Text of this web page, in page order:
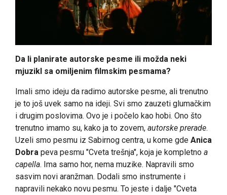
Da li planirate autorske pesme ili možda neki
mjuzikl sa omiljenim filmskim pesmama?
Imali smo ideju da radimo autorske pesme, ali trenutno
je to još uvek samo na ideji. Svi smo zauzeti glumačkim
i drugim poslovima. Ovo je i počelo kao hobi. Ono što
trenutno imamo su, kako ja to zovem, autorske prerade.
Uzeli smo pesmu iz Sabirnog centra, u kome gde Anica
Dobra peva pesmu "Cveta trešnja", koja je kompletno a
capella. Ima samo hor, nema muzike. Napravili smo
sasvim novi aranžman. Dodali smo instrumente i
napravili nekako novu pesmu. To jeste i dalje "Cveta